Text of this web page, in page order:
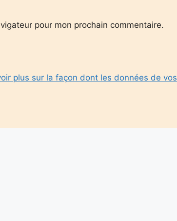
pour mon prochain commentaire.
plus sur la façon dont les données de vos